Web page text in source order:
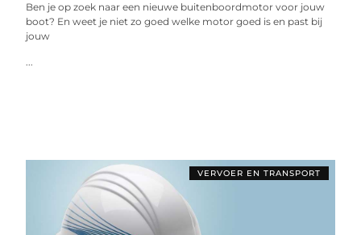
Ben je op zoek naar een nieuwe buitenboordmotor voor jouw
boot? En weet je niet zo goed welke motor goed is en past bij
jouw
...
VERVOER EN TRANSPORT